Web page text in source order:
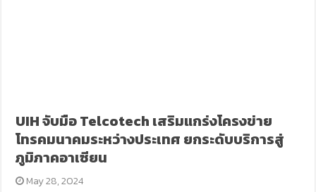
UIH จับมือ Telcotech เสริมแกร่งโครงข่าย
โทรคมนาคมระหว่างประเทศ ยกระดับบริการสู่
ภูมิภาคอาเซียน
May 28, 2024